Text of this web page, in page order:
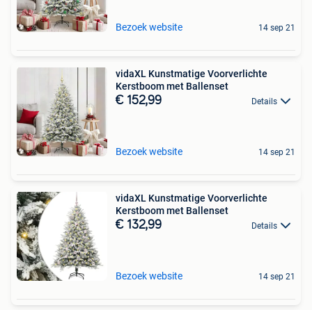
Bezoek website 14 sep 21
vidaXL Kunstmatige Voorverlichte
Kerstboom met Ballenset
€ 152,99 Details
Bezoek website 14 sep 21
vidaXL Kunstmatige Voorverlichte
Kerstboom met Ballenset
€ 132,99 Details
Bezoek website 14 sep 21